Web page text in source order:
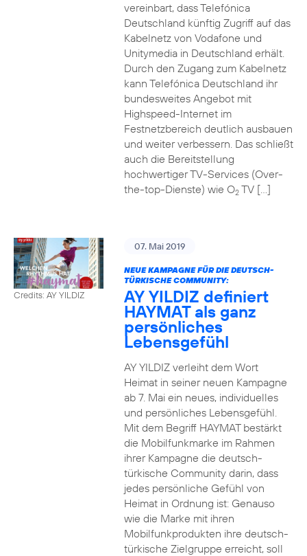
vereinbart, dass Telefónica
Deutschland künftig Zugriff auf das
Kabelnetz von Vodafone und
Unitymedia in Deutschland erhält.
Durch den Zugang zum Kabelnetz
kann Telefónica Deutschland ihr
bundesweites Angebot mit
Highspeed-Internet im
Festnetzbereich deutlich ausbauen
und weiter verbessern. Das schließt
auch die Bereitstellung
hochwertiger TV-Services (Over-
the-top-Dienste) wie O2TV […]
Credits: AY YILDIZ
07. Mai 2019
NEUE KAMPAGNE FÜR DIE DEUTSCH-
TÜRKISCHE COMMUNITY:
AY YILDIZ definiert
HAYMAT als ganz
persönliches
Lebensgefühl
AY YILDIZ verleiht dem Wort
Heimat in seiner neuen Kampagne
ab 7. Mai ein neues, individuelles
und persönliches Lebensgefühl.
Mit dem Begriff HAYMAT bestärkt
die Mobilfunkmarke im Rahmen
ihrer Kampagne die deutsch-
türkische Community darin, dass
jedes persönliche Gefühl von
Heimat in Ordnung ist: Genauso
wie die Marke mit ihren
Mobilfunkprodukten ihre deutsch-
türkische Zielgruppe erreicht, soll